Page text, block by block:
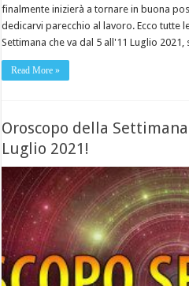
finalmente inizierà a tornare in buona
dedicarvi parecchio al lavoro. Ecco tutte
Settimana che va dal 5 all'11 Luglio
Read More »
Oroscopo della
Luglio 2021!